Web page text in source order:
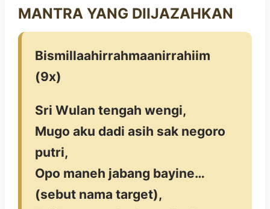
MANTRA YANG DIIJAZAHKAN
Bismillaahirrahmaanirrahiim
(9x)
Sri Wulan tengah wengi,
Mugo aku dadi asih sak negoro
putri,
Opo maneh jabang bayine…
(sebut nama target),